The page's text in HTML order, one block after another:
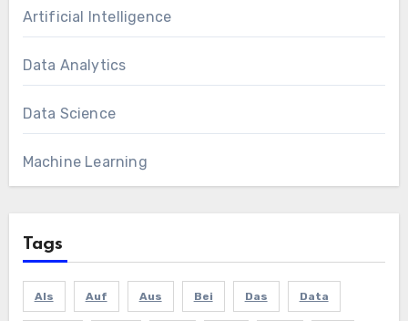
Artificial Intelligence
Data Analytics
Data Science
Machine Learning
Tags
Als Auf Aus Bei Das Data